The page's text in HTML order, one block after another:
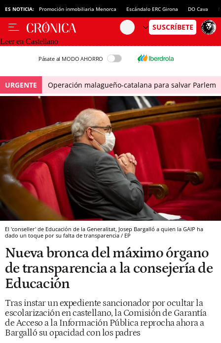
ES NOTICIA: Promoción inmobiliaria Menorca Escándalo ERC Girona DO Cava
Leer en Castellano
Pásate al MODO AHORRO
URGENTE Operación malagueño-catalana para salvar Parlem
El 'conseller' de Educación de la Generalitat, Josep Bargalló a quien la GAIP ha
dado un toque por su falta de transparencia / EP
Nueva bronca del máximo órgano
de transparencia a la consejería de
Educación
Tras instar un expediente sancionador por ocultar la
escolarización en castellano, la Comisión de Garantía
de Acceso a la Información Pública reprocha ahora a
Bargalló su opacidad con los padres